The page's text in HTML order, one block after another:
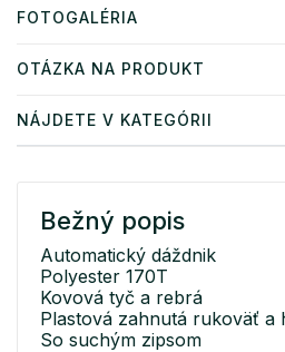
FOTOGALÉRIA
OTÁZKA NA PRODUKT
NÁJDETE V KATEGÓRII
Bežný popis
Automatický dáždnik
Polyester 170T
Kovová tyč a rebrá
Plastová zahnutá rukoväť a
So suchým zipsom